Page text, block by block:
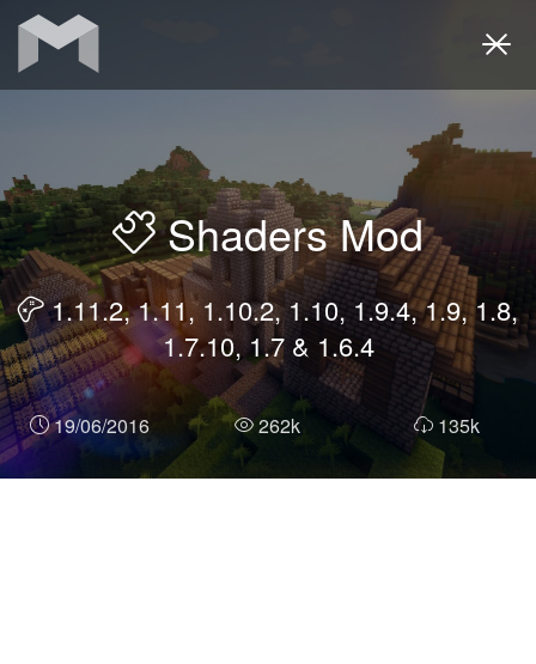
Shaders Mod
1.11.2, 1.11, 1.10.2, 1.10, 1.9.4, 1.9, 1.8,
1.7.10, 1.7 & 1.6.4
19/06/2016 262k 135k